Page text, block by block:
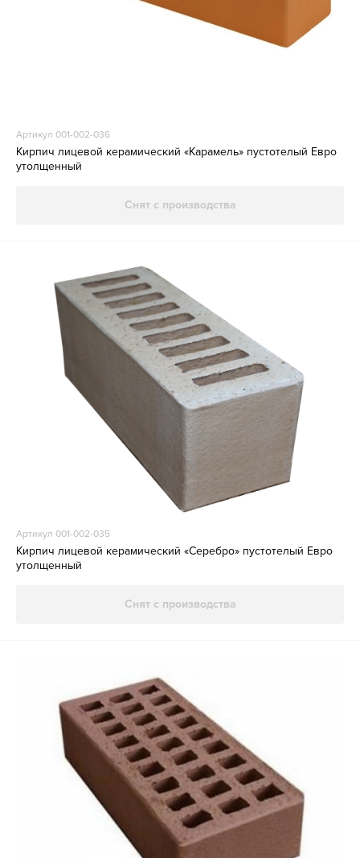
Артикул 001-002-036
Кирпич лицевой керамический «Карамель» пустотелый Евро
утолщенный
Снят с производства
Артикул 001-002-035
Кирпич лицевой керамический «Серебро» пустотелый Евро
утолщенный
Снят с производства